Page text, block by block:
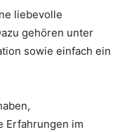
liebevolle
gehören unter
sowie einfach ein
Erfahrungen im